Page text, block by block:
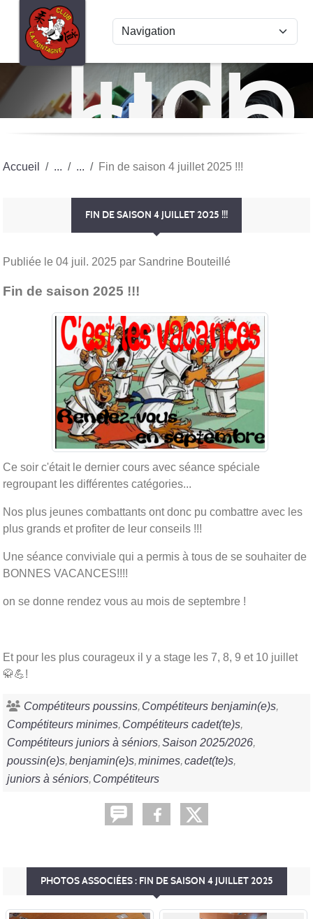
Judo
club
La
Accueil Fin de saison 4 juillet 2025 !!!
FIN DE SAISON 4 JUILLET 2025 !!!
Publiée le 04 juil. 2025 par Sandrine Bouteillé
Fin de saison 2025 !!!
Ce soir c'était le dernier cours avec séance spéciale
regroupant les différentes catégories...
Nos plus jeunes combattants ont donc pu combattre avec les
plus grands et profiter de leur conseils !!!
Une séance conviviale qui a permis à tous de se souhaiter de
BONNES VACANCES!!!!
on se donne rendez vous au mois de septembre !
Et pour les plus courageux il y a stage les 7, 8, 9 et 10 juillet
🥋💪!
Compétiteurs poussins Compétiteurs benjamin(e)s
Compétiteurs minimes Compétiteurs cadet(te)s
Compétiteurs juniors à séniors Saison 2025/2026
poussin(e)s benjamin(e)s minimes cadet(te)s
juniors à séniors Compétiteurs
PHOTOS ASSOCIÉES : FIN DE SAISON 4 JUILLET 2025
Panneau de gestion des cookies